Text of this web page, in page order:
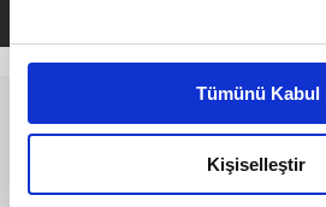
Bu çerezlere izin vermeniz halinde
daha iyi reklam deneyimi
amacımızın size daha iyi bir
olduğunu ve sizlere en iyi içerikleri
elimizden gelen çabayı
Tümünü Kabul
Kişiselleştir